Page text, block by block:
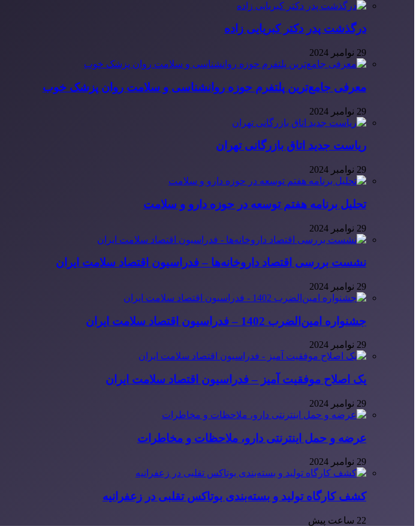
درگذشت پدر دکتر کبریایی زاده
29 نوامبر 2024
معرفی جامع‌ترین پلتفرم حوزه روانشناسی و سلامت روان پزشک خوب
29 نوامبر 2024
ریاست جدید اتاق بازرگانی تهران
29 نوامبر 2024
تحلیل برنامه هفتم توسعه در حوزه دارو و سلامت
29 نوامبر 2024
نشست بررسی اقتصاد داروخانه‌ها – فدراسیون اقتصاد سلامت ایران
29 نوامبر 2024
جشنواره امین‌الضرب 1402 – فدراسیون اقتصاد سلامت ایران
29 نوامبر 2024
یک اصلاح موفقیت آمیز – فدراسیون اقتصاد سلامت ایران
29 نوامبر 2024
عرضه و حمل اینترنتی دارو، ملاحظات و مخاطرات
29 نوامبر 2024
کشف کارگاه تولید و بسته‌بندی بوتاکس تقلبی در زعفرانیه
22 ساعت پیش